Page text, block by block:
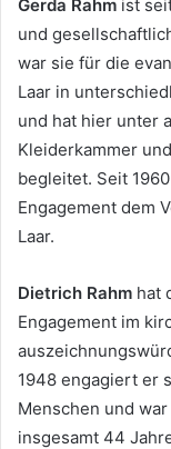
Gerda Rahm ist
und
war sie für die
Laar in
und hat hier unter
Kleiderkammer
begleitet. Seit
Engagement dem
Laar.
Dietrich Rahm hat
Engagement im
1948 engagiert er
Menschen und
insgesamt 44